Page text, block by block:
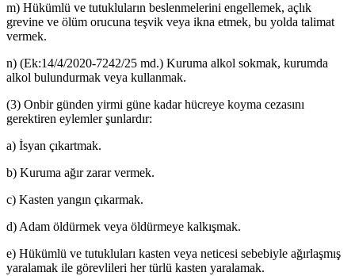
m) Hükümlü ve tutukluların beslenmelerini engellemek, açlık
grevine ve ölüm orucuna teşvik veya ikna etmek, bu yolda talimat
vermek.
n) (Ek:14/4/2020-7242/25 md.) Kuruma alkol sokmak, kurumda
alkol bulundurmak veya kullanmak.
(3) Onbir günden yirmi güne kadar hücreye koyma cezasını
gerektiren eylemler şunlardır:
a) İsyan çıkartmak.
b) Kuruma ağır zarar vermek.
c) Kasten yangın çıkarmak.
d) Adam öldürmek veya öldürmeye kalkışmak.
e) Hükümlü ve tutukluları kasten veya neticesi sebebiyle ağırlaşmış
yaralamak ile görevlileri her türlü kasten yaralamak.